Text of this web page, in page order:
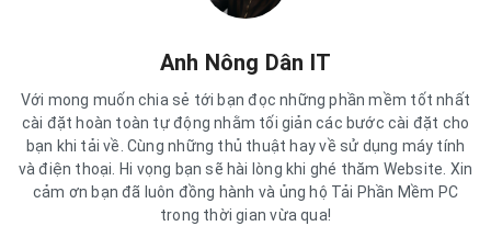
Anh Nông Dân IT
Với mong muốn chia sẻ tới bạn đọc những phần mềm tốt nhất
cài đặt hoàn toàn tự động nhằm tối giản các bước cài đặt cho
bạn khi tải về. Cùng những thủ thuật hay về sử dụng máy tính
và điện thoại. Hi vọng bạn sẽ hài lòng khi ghé thăm Website. Xin
cảm ơn bạn đã luôn đồng hành và ủng hộ Tải Phần Mềm PC
trong thời gian vừa qua!